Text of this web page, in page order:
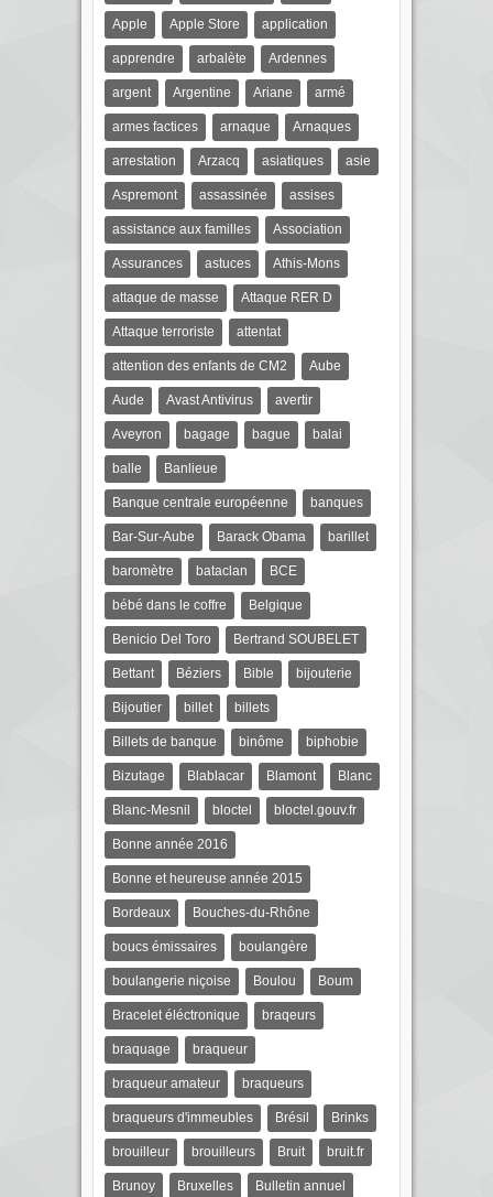
Apple Apple Store application
apprendre arbalète Ardennes
argent Argentine Ariane armé
armes factices arnaque Arnaques
arrestation Arzacq asiatiques asie
Aspremont assassinée assises
assistance aux familles Association
Assurances astuces Athis-Mons
attaque de masse Attaque RER D
Attaque terroriste attentat
attention des enfants de CM2 Aube
Aude Avast Antivirus avertir
Aveyron bagage bague balai
balle Banlieue
Banque centrale européenne banques
Bar-Sur-Aube Barack Obama barillet
baromètre bataclan BCE
bébé dans le coffre Belgique
Benicio Del Toro Bertrand SOUBELET
Bettant Béziers Bible bijouterie
Bijoutier billet billets
Billets de banque binôme biphobie
Bizutage Blablacar Blamont Blanc
Blanc-Mesnil bloctel bloctel.gouv.fr
Bonne année 2016
Bonne et heureuse année 2015
Bordeaux Bouches-du-Rhône
boucs émissaires boulangère
boulangerie niçoise Boulou Boum
Bracelet éléctronique braqeurs
braquage braqueur
braqueur amateur braqueurs
braqueurs d'immeubles Brésil Brinks
brouilleur brouilleurs Bruit bruit.fr
Brunoy Bruxelles Bulletin annuel